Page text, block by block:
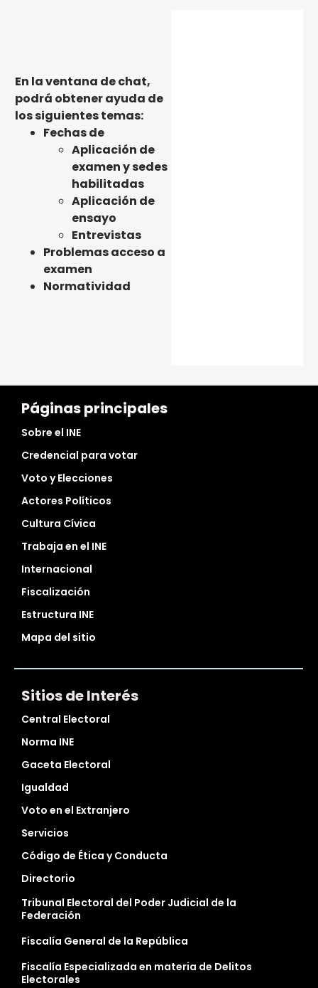
En la ventana de chat,
podrá obtener ayuda de
los siguientes temas:
Fechas de
Aplicación de
examen y sedes
habilitadas
Aplicación de
ensayo
Entrevistas
Problemas acceso a
examen
Normatividad
Páginas principales
Sobre el INE
Credencial para votar
Voto y Elecciones
Actores Políticos
Cultura Cívica
Trabaja en el INE
Internacional
Fiscalización
Estructura INE
Mapa del sitio
Sitios de Interés
Central Electoral
Norma INE
Gaceta Electoral
Igualdad
Voto en el Extranjero
Servicios
Código de Ética y Conducta
Directorio
Tribunal Electoral del Poder Judicial de la
Federación
Fiscalía General de la República
Fiscalía Especializada en materia de Delitos
Electorales